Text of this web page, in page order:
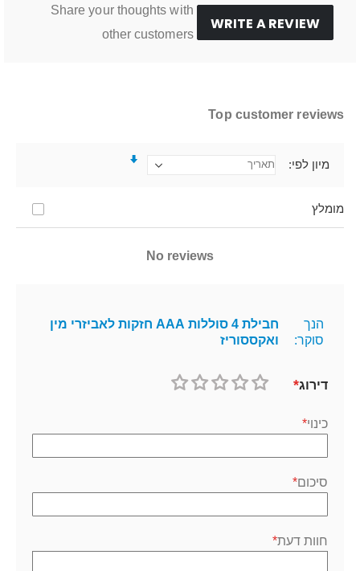
WRITE A REVIEW
Share your thoughts with
other customers
Top customer reviews
מומלץ
מיון לפי
No reviews
הנך
סוקר:
חבילת 4 סוללות AAA חזקות לאביזרי מין
ואקססוריז
דירוג
כינוי
סיכום
חוות דעת